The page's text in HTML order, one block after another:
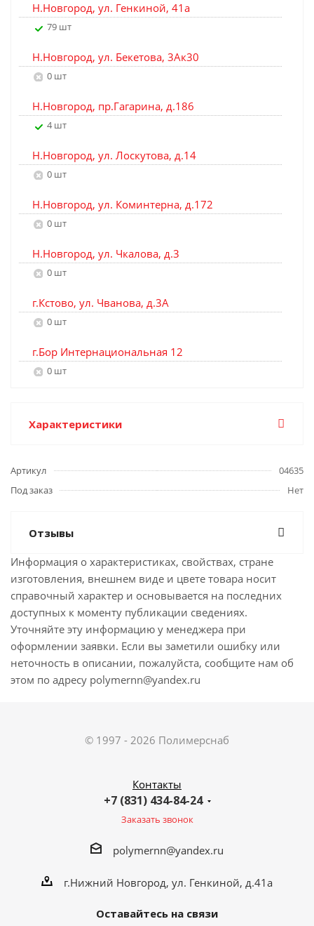
Н.Новгород, ул. Генкиной, 41а
79 шт
Н.Новгород, ул. Бекетова, 3Ак30
0 шт
Н.Новгород, пр.Гагарина, д.186
4 шт
Н.Новгород, ул. Лоскутова, д.14
0 шт
Н.Новгород, ул. Коминтерна, д.172
0 шт
Н.Новгород, ул. Чкалова, д.3
0 шт
г.Кстово, ул. Чванова, д.3А
0 шт
г.Бор Интернациональная 12
0 шт
Характеристики
Артикул
04635
Под заказ
Нет
Отзывы
Информация о характеристиках, свойствах, стране
изготовления, внешнем виде и цвете товара носит
справочный характер и основывается на последних
доступных к моменту публикации сведениях.
Уточняйте эту информацию у менеджера при
оформлении заявки. Если вы заметили ошибку или
неточность в описании, пожалуйста, сообщите нам об
этом по адресу polymernn@yandex.ru
© 1997 - 2026 Полимерснаб
Контакты
+7 (831) 434-84-24
Заказать звонок
polymernn@yandex.ru
г.Нижний Новгород, ул. Генкиной, д.41а
Оставайтесь на связи